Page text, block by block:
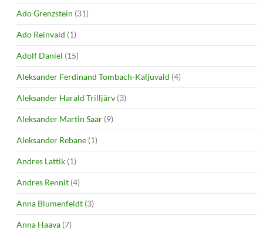
Ado Grenzstein (31)
Ado Reinvald (1)
Adolf Daniel (15)
Aleksander Ferdinand Tombach-Kaljuvald (4)
Aleksander Harald Trilljärv (3)
Aleksander Martin Saar (9)
Aleksander Rebane (1)
Andres Lattik (1)
Andres Rennit (4)
Anna Blumenfeldt (3)
Anna Haava (7)